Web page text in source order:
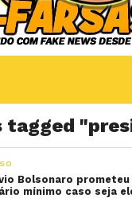
tagged
Bolsonaro
mínimo caso seja